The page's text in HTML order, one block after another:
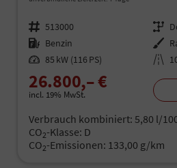
Fahrzeugnr. 513000 Getriebe
Kraftstoff Benzin Außenfarbe
Leistung 85 kW (116 PS) Kilometerstand
26.800,– €
incl. 19% MwSt.
Verbrauch kombiniert: 5,80 l/
CO2-Klasse: D
CO2-Emissionen: 133,00 g/km